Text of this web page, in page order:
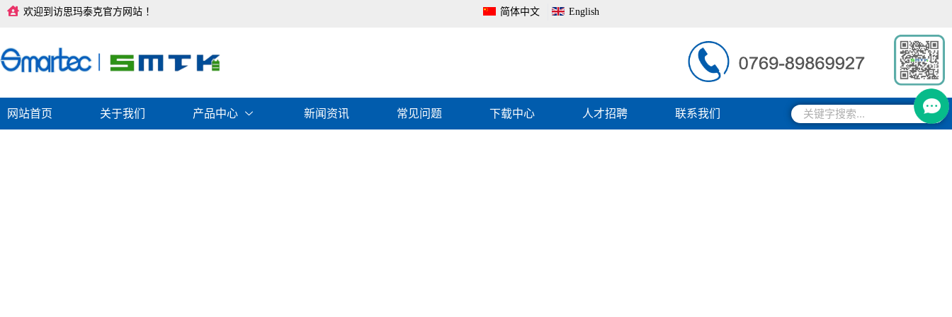
跳
容
欢迎到访思玛泰克官方网站 ！ 简体中文 English
网站首页 关于我们 产品中心 新闻资讯 常见问题 下载中心 人才招聘 联系我们
搜
索
搜
索